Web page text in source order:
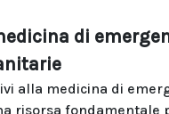
di
alla medicina di
risorsa fondamentale